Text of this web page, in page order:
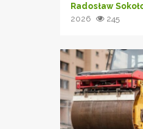
Radosław
2026
245